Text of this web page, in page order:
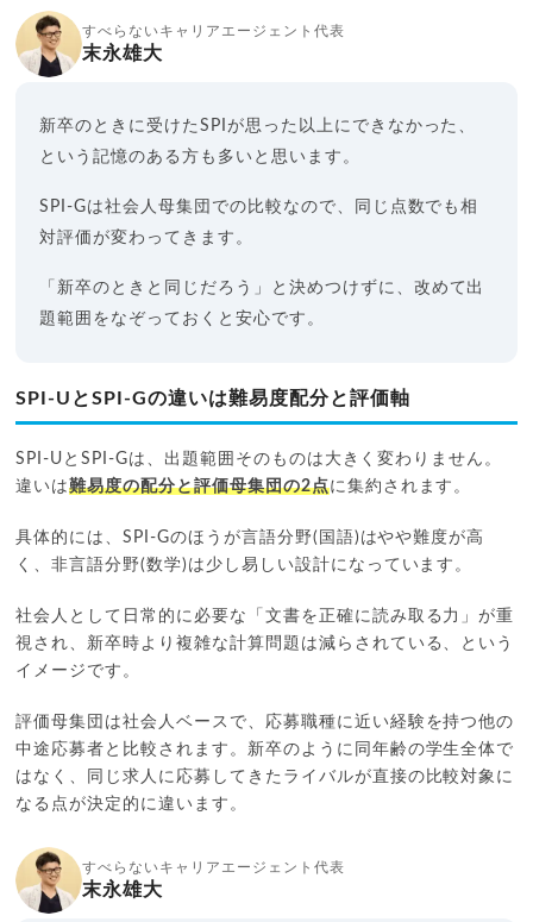
すべらないキャリアエージェント代表
末永雄大
新卒のときに受けたSPIが思った以上にできなかった、
という記憶のある方も多いと思います。
SPI-Gは社会人母集団での比較なので、同じ点数でも相
対評価が変わってきます。
「新卒のときと同じだろう」と決めつけずに、改めて出
題範囲をなぞっておくと安心です。
SPI-UとSPI-Gの違いは難易度配分と評価軸
SPI-UとSPI-Gは、出題範囲そのものは大きく変わりません。
違いは難易度の配分と評価母集団の2点に集約されます。
具体的には、SPI-Gのほうが言語分野(国語)はやや難度が高
く、非言語分野(数学)は少し易しい設計になっています。
社会人として日常的に必要な「文書を正確に読み取る力」が重
視され、新卒時より複雑な計算問題は減らされている、という
イメージです。
評価母集団は社会人ベースで、応募職種に近い経験を持つ他の
中途応募者と比較されます。新卒のように同年齢の学生全体で
はなく、同じ求人に応募してきたライバルが直接の比較対象に
なる点が決定的に違います。
すべらないキャリアエージェント代表
末永雄大